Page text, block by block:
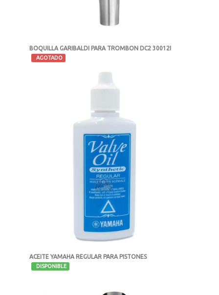
BOQUILLA GARIBALDI PARA TROMBON DC2 30012I
AGOTADO
ACEITE YAMAHA REGULAR PARA PISTONES
DISPONIBLE